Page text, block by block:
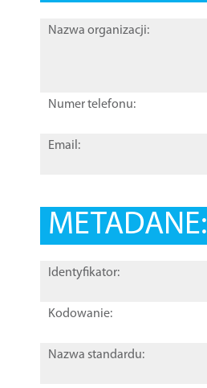
Nazwa organizacji:
Numer telefonu:
Email:
METADANE:
Identyfikator:
Kodowanie:
Nazwa standardu: